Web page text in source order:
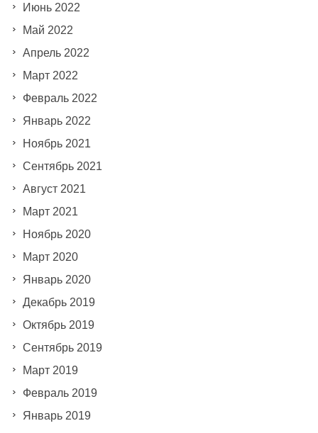
Июнь 2022
Май 2022
Апрель 2022
Март 2022
Февраль 2022
Январь 2022
Ноябрь 2021
Сентябрь 2021
Август 2021
Март 2021
Ноябрь 2020
Март 2020
Январь 2020
Декабрь 2019
Октябрь 2019
Сентябрь 2019
Март 2019
Февраль 2019
Январь 2019